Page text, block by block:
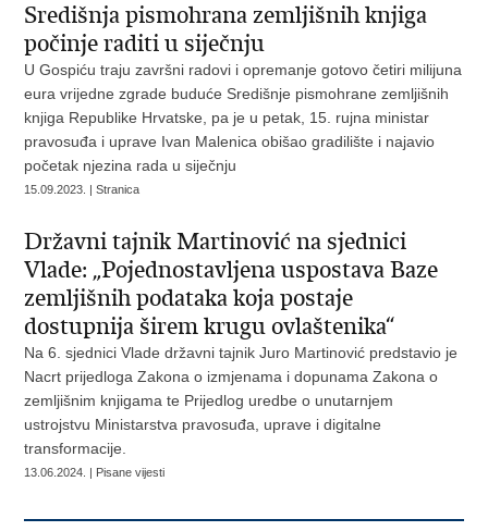
Središnja pismohrana zemljišnih knjiga
počinje raditi u siječnju
U Gospiću traju završni radovi i opremanje gotovo četiri milijuna
eura vrijedne zgrade buduće Središnje pismohrane zemljišnih
knjiga Republike Hrvatske, pa je u petak, 15. rujna ministar
pravosuđa i uprave Ivan Malenica obišao gradilište i najavio
početak njezina rada u siječnju
15.09.2023. | Stranica
Državni tajnik Martinović na sjednici
Vlade: „Pojednostavljena uspostava Baze
zemljišnih podataka koja postaje
dostupnija širem krugu ovlaštenika“
Na 6. sjednici Vlade državni tajnik Juro Martinović predstavio je
Nacrt prijedloga Zakona o izmjenama i dopunama Zakona o
zemljišnim knjigama te Prijedlog uredbe o unutarnjem
ustrojstvu Ministarstva pravosuđa, uprave i digitalne
transformacije.
13.06.2024. | Pisane vijesti